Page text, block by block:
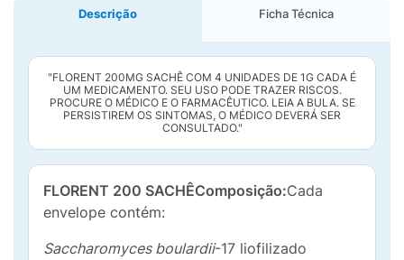
Descrição Ficha Técnica
"FLORENT 200MG SACHÊ COM 4 UNIDADES DE 1G CADA É
UM MEDICAMENTO. SEU USO PODE TRAZER RISCOS.
PROCURE O MÉDICO E O FARMACÊUTICO. LEIA A BULA. SE
PERSISTIREM OS SINTOMAS, O MÉDICO DEVERÁ SER
CONSULTADO."
FLORENT 200 SACHÊComposição:Cada
envelope contém:
Saccharomyces boulardii-17 liofilizado